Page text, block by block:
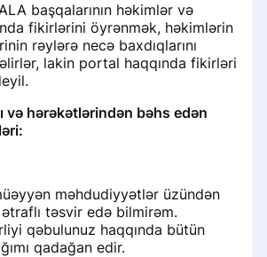
başqalarının həkimlər və
fikirlərini öyrənmək, həkimlərin
rəylərə necə baxdıqlarını
lakin portal haqqında fikirləri
və hərəkətlərindən bəhs edən
məhdudiyyətlər üzündən
təsvir edə bilmirəm.
qəbulunuz haqqında bütün
qadağan edir.